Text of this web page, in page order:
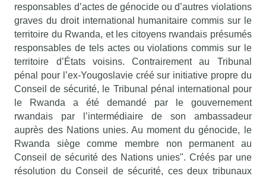
responsables d’actes de génocide ou d’autres violations
graves du droit international humanitaire commis sur le
territoire du Rwanda, et les citoyens rwandais présumés
responsables de tels actes ou violations commis sur le
territoire d’États voisins. Contrairement au Tribunal
pénal pour l’ex-Yougoslavie créé sur initiative propre du
Conseil de sécurité, le Tribunal pénal international pour
le Rwanda a été demandé par le gouvernement
rwandais par l’intermédiaire de son ambassadeur
auprès des Nations unies. Au moment du génocide, le
Rwanda siège comme membre non permanent au
Conseil de sécurité des Nations unies". Créés par une
résolution du Conseil de sécurité, ces deux tribunaux